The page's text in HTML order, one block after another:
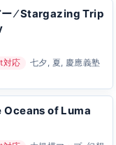
ー ⁄ Stargazing Trip
対応
七夕, 夏, 慶應義塾
Oceans of Luma